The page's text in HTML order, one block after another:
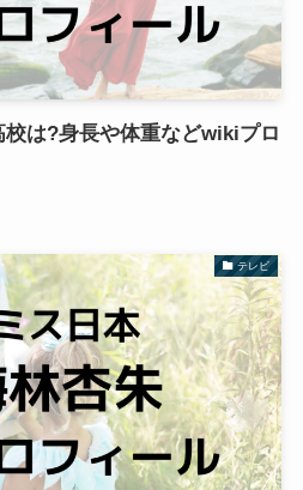
は?身長や体重などwikiプロ
テレビ